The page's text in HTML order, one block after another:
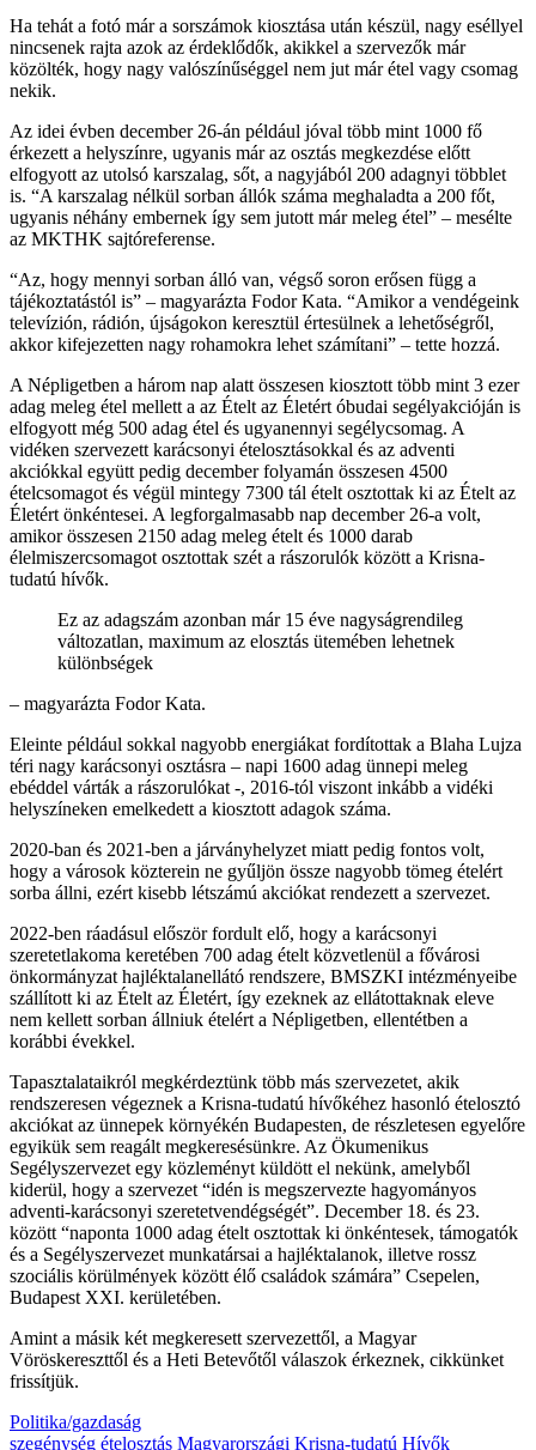
Ha tehát a fotó már a sorszámok kiosztása után készül, nagy eséllyel
nincsenek rajta azok az érdeklődők, akikkel a szervezők már
közölték, hogy nagy valószínűséggel nem jut már étel vagy csomag
nekik.
Az idei évben december 26-án például jóval több mint 1000 fő
érkezett a helyszínre, ugyanis már az osztás megkezdése előtt
elfogyott az utolsó karszalag, sőt, a nagyjából 200 adagnyi többlet
is. “A karszalag nélkül sorban állók száma meghaladta a 200 főt,
ugyanis néhány embernek így sem jutott már meleg étel” – mesélte
az MKTHK sajtóreferense.
“Az, hogy mennyi sorban álló van, végső soron erősen függ a
tájékoztatástól is” – magyarázta Fodor Kata. “Amikor a vendégeink
televízión, rádión, újságokon keresztül értesülnek a lehetőségről,
akkor kifejezetten nagy rohamokra lehet számítani” – tette hozzá.
A Népligetben a három nap alatt összesen kiosztott több mint 3 ezer
adag meleg étel mellett a az Ételt az Életért óbudai segélyakcióján is
elfogyott még 500 adag étel és ugyanennyi segélycsomag. A
vidéken szervezett karácsonyi ételosztásokkal és az adventi
akciókkal együtt pedig december folyamán összesen 4500
ételcsomagot és végül mintegy 7300 tál ételt osztottak ki az Ételt az
Életért önkéntesei. A legforgalmasabb nap december 26-a volt,
amikor összesen 2150 adag meleg ételt és 1000 darab
élelmiszercsomagot osztottak szét a rászorulók között a Krisna-
tudatú hívők.
Ez az adagszám azonban már 15 éve nagyságrendileg
változatlan, maximum az elosztás ütemében lehetnek
különbségek
– magyarázta Fodor Kata.
Eleinte például sokkal nagyobb energiákat fordítottak a Blaha Lujza
téri nagy karácsonyi osztásra – napi 1600 adag ünnepi meleg
ebéddel várták a rászorulókat -, 2016-tól viszont inkább a vidéki
helyszíneken emelkedett a kiosztott adagok száma.
2020-ban és 2021-ben a járványhelyzet miatt pedig fontos volt,
hogy a városok közterein ne gyűljön össze nagyobb tömeg ételért
sorba állni, ezért kisebb létszámú akciókat rendezett a szervezet.
2022-ben ráadásul először fordult elő, hogy a karácsonyi
szeretetlakoma keretében 700 adag ételt közvetlenül a fővárosi
önkormányzat hajléktalanellátó rendszere, BMSZKI intézményeibe
szállított ki az Ételt az Életért, így ezeknek az ellátottaknak eleve
nem kellett sorban állniuk ételért a Népligetben, ellentétben a
korábbi évekkel.
Tapasztalataikról megkérdeztünk több más szervezetet, akik
rendszeresen végeznek a Krisna-tudatú hívőkéhez hasonló ételosztó
akciókat az ünnepek környékén Budapesten, de részletesen egyelőre
egyikük sem reagált megkeresésünkre. Az Ökumenikus
Segélyszervezet egy közleményt küldött el nekünk, amelyből
kiderül, hogy a szervezet “idén is megszervezte hagyományos
adventi-karácsonyi szeretetvendégségét”. December 18. és 23.
között “naponta 1000 adag ételt osztottak ki önkéntesek, támogatók
és a Segélyszervezet munkatársai a hajléktalanok, illetve rossz
szociális körülmények között élő családok számára” Csepelen,
Budapest XXI. kerületében.
Amint a másik két megkeresett szervezettől, a Magyar
Vöröskereszttől és a Heti Betevőtől válaszok érkeznek, cikkünket
frissítjük.
Politika/gazdaság
szegénység ételosztás Magyarországi Krisna-tudatú Hívők